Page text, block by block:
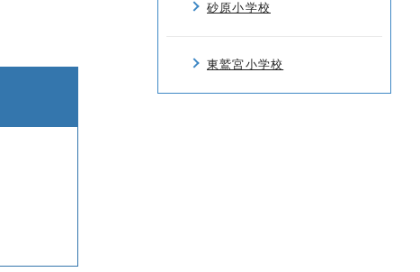
砂原小学校
東鷲宮小学校